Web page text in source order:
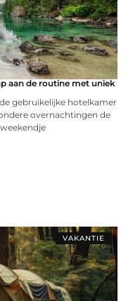
aan de routine met uniek
gebruikelijke hotelkamer
overnachtingen de
VAKANTIE